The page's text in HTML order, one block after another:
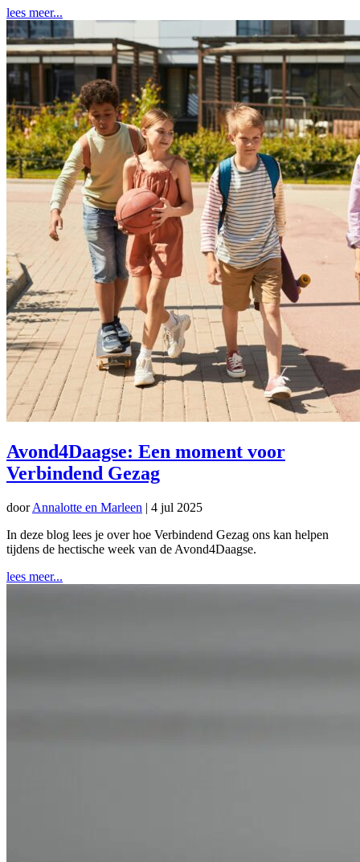
lees meer...
Avond4Daagse: Een moment voor
Verbindend Gezag
doorAnnalotte en Marleen | 4 jul 2025
In deze blog lees je over hoe Verbindend Gezag ons kan helpen
tijdens de hectische week van de Avond4Daagse.
lees meer...